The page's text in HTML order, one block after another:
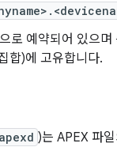
로 예약되어 있으며
합)에 고유합니다.
apexd )는 APEX 파